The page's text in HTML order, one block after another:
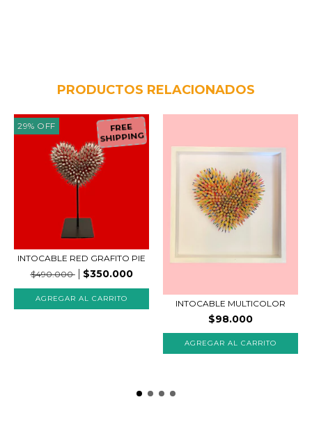
PRODUCTOS RELACIONADOS
29% OFF FREE
SHIPPING
INTOCABLE RED GRAFITO PIE
$490.000
$350.000
INTOCABLE MULTICOLOR
$98.000
AGREGAR AL CARRITO